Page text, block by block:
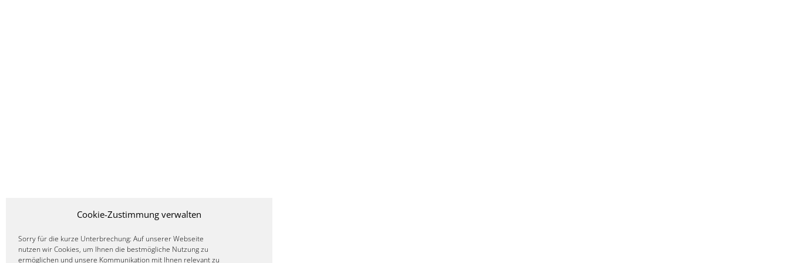
Cookie-Zustimmung verwalten
Sorry für die kurze Unterbrechung: Auf unserer Webseite
nutzen wir Cookies, um Ihnen die bestmögliche Nutzung zu
ermöglichen und unsere Kommunikation mit Ihnen relevant zu